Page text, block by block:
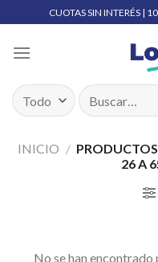
to
content
CUOTAS SIN INTERÉS |
Buscar
por:
INICIO /
26 A
No se han